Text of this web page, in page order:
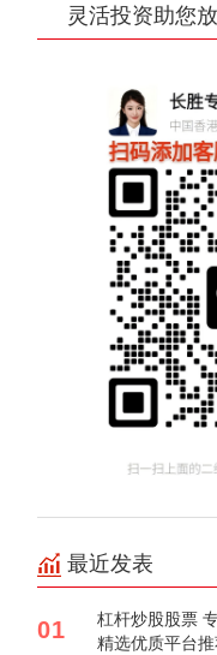
灵活投资助您
最近发表
01
杠杆炒股股票
精选优质平台